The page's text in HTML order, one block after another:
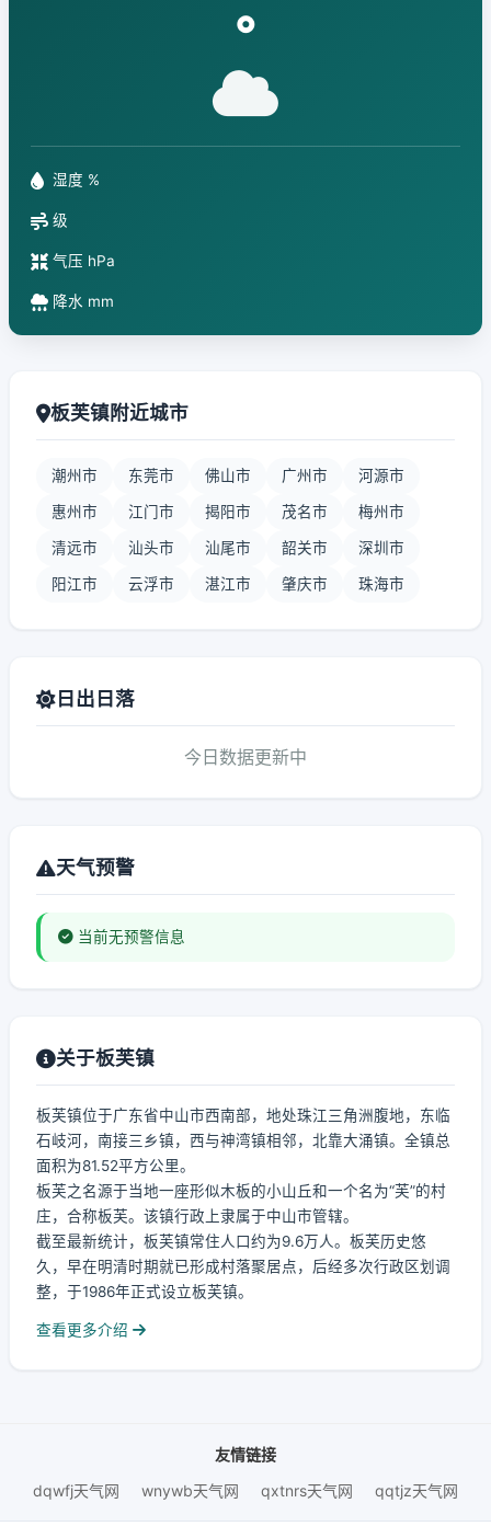
°
湿度 %
级
气压 hPa
降水 mm
板芙镇附近城市
潮州市 东莞市 佛山市 广州市 河源市
惠州市 江门市 揭阳市 茂名市 梅州市
清远市 汕头市 汕尾市 韶关市 深圳市
阳江市 云浮市 湛江市 肇庆市 珠海市
日出日落
今日数据更新中
天气预警
当前无预警信息
关于板芙镇
板芙镇位于广东省中山市西南部，地处珠江三角洲腹地，东临
石岐河，南接三乡镇，西与神湾镇相邻，北靠大涌镇。全镇总
面积为81.52平方公里。
板芙之名源于当地一座形似木板的小山丘和一个名为“芙”的村
庄，合称板芙。该镇行政上隶属于中山市管辖。
截至最新统计，板芙镇常住人口约为9.6万人。板芙历史悠
久，早在明清时期就已形成村落聚居点，后经多次行政区划调
整，于1986年正式设立板芙镇。
查看更多介绍
友情链接
dqwfj天气网
wnywb天气网 qxtnrs天气网 qqtjz天气网